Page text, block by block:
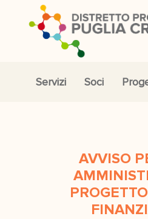
Servizi Soci
AVVISO